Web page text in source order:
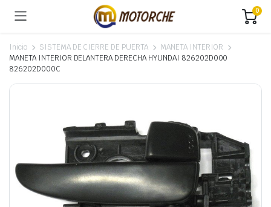
0
Inicio SISTEMA DE CIERRE DE PUERTA
MANETA INTERIOR
MANETA INTERIOR DELANTERA DERECHA HYUNDAI 826202D000
826202D000C